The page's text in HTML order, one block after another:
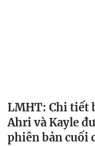
LMHT: Chi tiết
Ahri và Kayle
phiên bản cuối